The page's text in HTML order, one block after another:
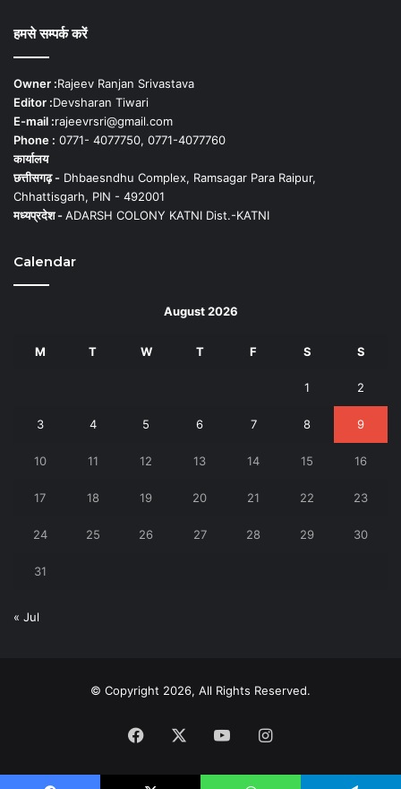
हमसे सम्पर्क करें
Owner :Rajeev Ranjan Srivastava
Editor :Devsharan Tiwari
E-mail :rajeevrsri@gmail.com
Phone : 0771- 4077750, 0771-4077760
कार्यालय
छत्तीसगढ़ - Dhbaesndhu Complex, Ramsagar Para Raipur,
Chhattisgarh, PIN - 492001
मध्यप्रदेश -ADARSH COLONY KATNI Dist.-KATNI
Calendar
August 2026
M T W T F S S
1 2
3 4 5 6 7 8 9
10 11 12 13 14 15 16
17 18 19 20 21 22 23
24 25 26 27 28 29 30
31
« Jul
© Copyright 2026, All Rights Reserved.
Facebook YouTubeInstagram